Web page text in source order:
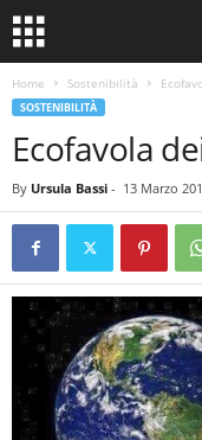
Home Sostenibilità
SOSTENIBILITÀ
Ecofavola
By Ursula Bassi - 13 Marzo